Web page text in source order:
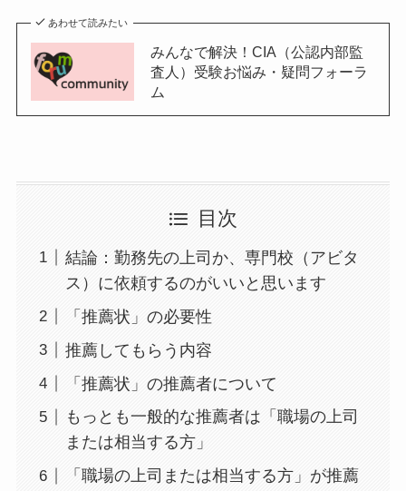
あわせて読みたい
みんなで解決！CIA（公認内部監
査人）受験お悩み・疑問フォーラ
ム
目次
結論：勤務先の上司か、専門校（アビタ
ス）に依頼するのがいいと思います
「推薦状」の必要性
推薦してもらう内容
「推薦状」の推薦者について
もっとも一般的な推薦者は「職場の上司
または相当する方」
「職場の上司または相当する方」が推薦